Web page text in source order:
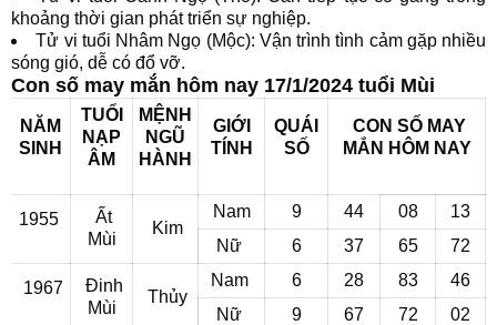
khoảng thời gian phát triển sự nghiệp.
Tử vi tuổi Nhâm Ngọ (Mộc): Vận trình tình cảm gặp nhiều
sóng gió, dễ có đổ vỡ.
Con số may mắn hôm nay 17/1/2024 tuổi Mùi
NĂM
SINH
TUỔI
NẠP
ÂM
MỆNH
NGŨ
HÀNH
GIỚI
TÍNH
QUÁI
SỐ
CON SỐ MAY
MẮN HÔM NAY
1955
Ất
Mùi
Kim
Nam 9 44 08
13
Nữ
6 37 65 72
1967
Đinh
Mùi
Thủy
Nam 6 28 83
46
Nữ
9 67 72 02